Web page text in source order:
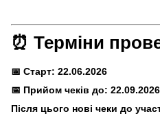
⏰ Терміни
📅 Старт: 22.06.2026
📅 Прийом чеків до:
Після цього нові чеки до